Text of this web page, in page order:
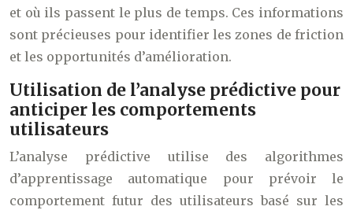
et où ils passent le plus de temps. Ces informations
sont précieuses pour identifier les zones de friction
et les opportunités d’amélioration.
Utilisation de l’analyse prédictive pour
anticiper les comportements
utilisateurs
L’analyse prédictive utilise des algorithmes
d’apprentissage automatique pour prévoir le
comportement futur des utilisateurs basé sur les